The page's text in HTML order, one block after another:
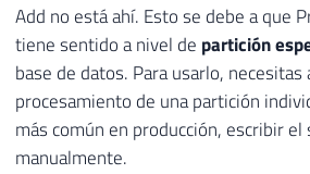
Add no está ahí. Esto se debe a que
tiene sentido a nivel de partición
base de datos. Para usarlo,
procesamiento de una partición
más común en producción, escribir el
manualmente.